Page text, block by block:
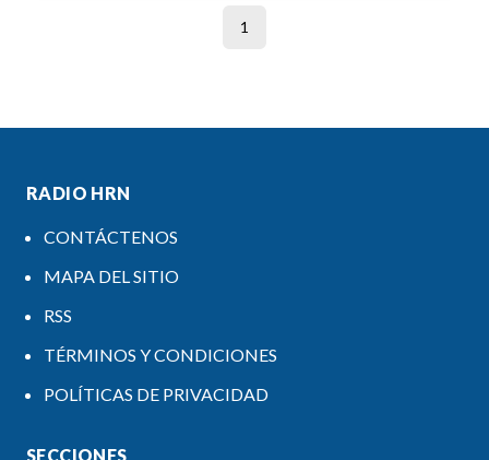
1
RADIO HRN
CONTÁCTENOS
MAPA DEL SITIO
RSS
TÉRMINOS Y CONDICIONES
POLÍTICAS DE PRIVACIDAD
SECCIONES